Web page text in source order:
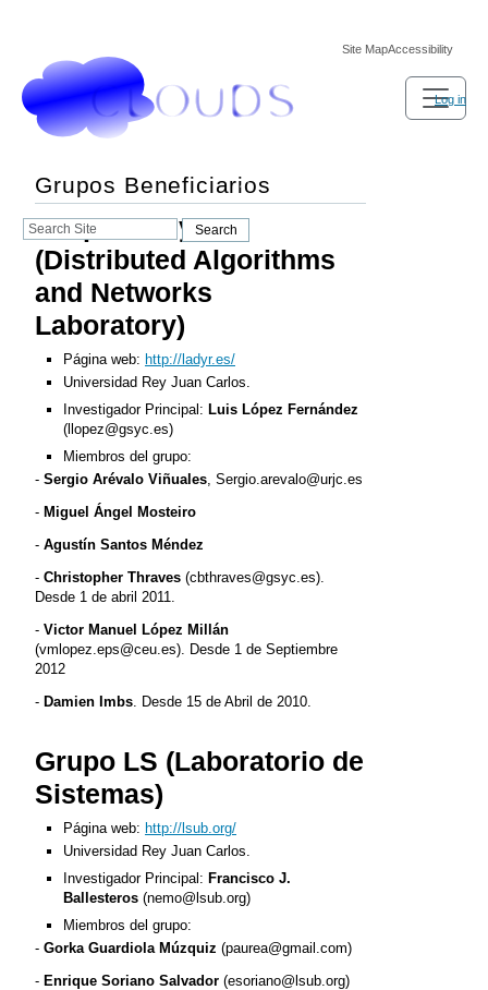
Log in
Site
Search
Grupos Beneficiarios
Grupo LADyR
(Distributed Algorithms
and Networks
Laboratory)
Página web: http://ladyr.es/
Universidad Rey Juan Carlos.
Investigador Principal: Luis López Fernández
(llopez@gsyc.es)
Miembros del grupo:
- Sergio Arévalo Viñuales, Sergio.arevalo@urjc.es
- Miguel Ángel Mosteiro
- Agustín Santos Méndez
- Christopher Thraves (cbthraves@gsyc.es).
Desde 1 de abril 2011.
- Victor Manuel López Millán
(vmlopez.eps@ceu.es). Desde 1 de Septiembre
2012
- Damien Imbs. Desde 15 de Abril de 2010.
Grupo LS (Laboratorio de
Sistemas)
Página web: http://lsub.org/
Universidad Rey Juan Carlos.
Investigador Principal: Francisco J.
Ballesteros (nemo@lsub.org)
Miembros del grupo:
- Gorka Guardiola Múzquiz (paurea@gmail.com)
- Enrique Soriano Salvador (esoriano@lsub.org)
Site MapAccessibility